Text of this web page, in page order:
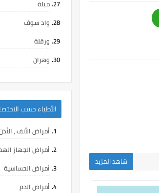
شاهد المزيد
ميلة
واد سوف
ورقلة
وهران
الأطباء حسب
أمراض الأنف ،
أمراض الجهاز
أمراض الحساسية
أمراض الدم